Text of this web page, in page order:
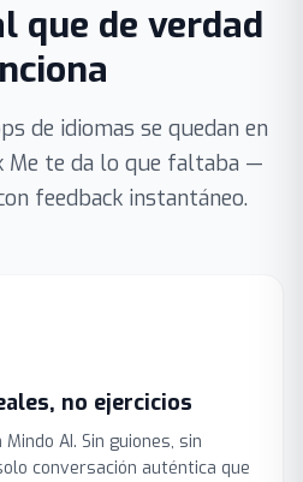
que de verdad
de idiomas se quedan en
Me te da lo que faltaba —
feedback instantáneo.
no ejercicios
AI. Sin guiones, sin
conversación auténtica que